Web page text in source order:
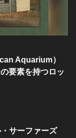
Aquarium）
要素を持つロッ
サーファーズ